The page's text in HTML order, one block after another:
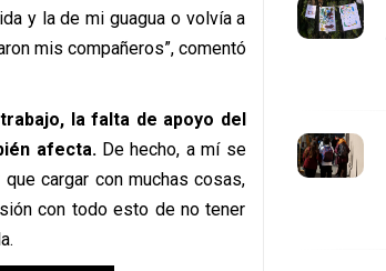
y la de mi guagua o volvía a
mis compañeros”, comentó
la falta de apoyo del
afecta. De hecho, a mí se
cargar con muchas cosas,
con todo esto de no tener